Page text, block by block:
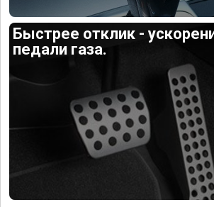
Быстрее отклик -
педали газа.